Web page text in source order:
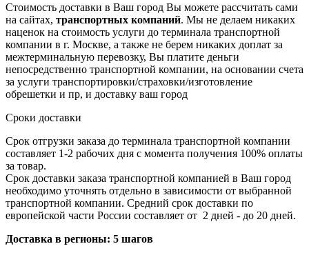
Стоимость доставки в Ваш город Вы можете рассчитать сами
на сайтах, транспортных компаний. Мы не делаем никаких
наценок на стоимость услуги до терминала транспортной
компании в г. Москве, а также не берем никаких доплат за
межтерминальную перевозку, Вы платите деньги
непосредственно транспортной компании, на основании счета
за услуги транспортировки/страховки/изготовление
обрешетки и пр, и доставку ваш город
Сроки доставки
Срок отгрузки заказа до терминала транспортной компании
составляет 1-2 рабочих дня с момента получения 100% оплаты
за товар.
Срок доставки заказа транспортной компанией в Ваш город
необходимо уточнять отдельно в зависимости от выбранной
транспортной компании. Средний срок доставки по
европейской части России составляет от 2 дней - до 20 дней.
Доставка в регионы: 5 шагов